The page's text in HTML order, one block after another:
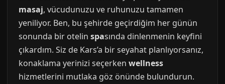
masaj, vücudunuzu ve ruhunuzu tamamen
yeniliyor. Ben, bu şehirde geçirdiğim her günün
sonunda bir otelin spasında dinlenmenin keyfini
çıkardım. Siz de Kars’a bir seyahat planlıyorsanız,
konaklama yerinizi seçerken wellness
hizmetlerini mutlaka göz önünde bulundurun.